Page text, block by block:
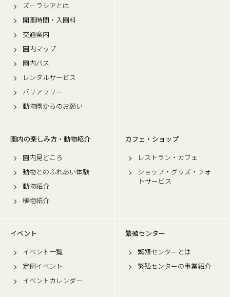
ズーラシアとは
開園時間・入園料
交通案内
園内マップ
園内バス
レンタルサービス
バリアフリー
動物園からのお願い
園内の楽しみ方・動物紹介
園内見どころ
動物とのふれあい体験
動物紹介
植物紹介
カフェ・ショップ
レストラン・カフェ
ショップ・グッズ・フォ
トサービス
イベント
イベント一覧
定例イベント
イベントカレンダー
繁殖センター
繁殖センターとは
繁殖センターの事業紹介